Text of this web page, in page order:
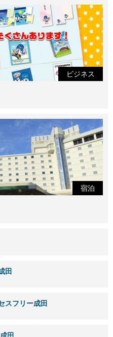
ビジネス
宿泊
田
スフリー成田